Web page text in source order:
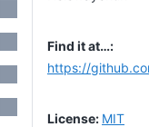
https://
MIT